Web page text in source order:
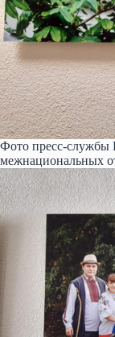
Фото пресс-службы
межнациональных